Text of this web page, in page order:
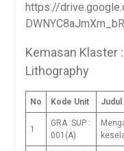
https://
Kemasan Klaster
Lithography
No Kode Unit Judul
1
GRA :SUP :
001(A)